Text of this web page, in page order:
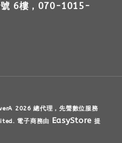
號 6樓，070-1015-
2026 總代理，先聲數位服務
電子商務由 EasyStore 提